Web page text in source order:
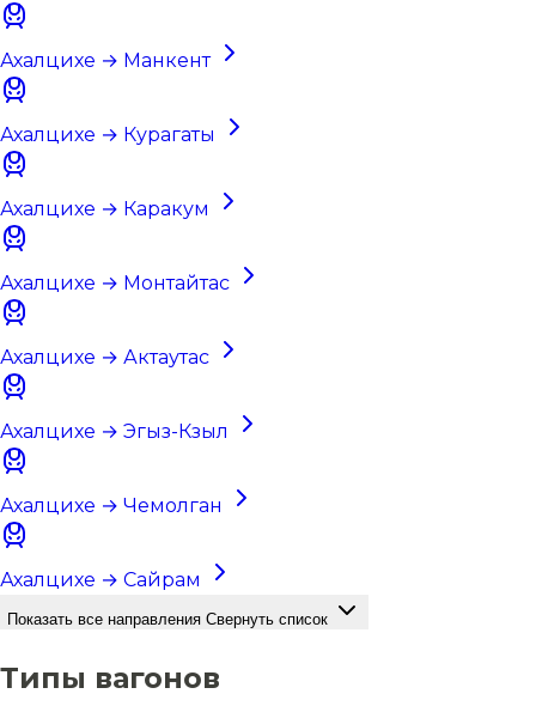
Ахалцихе → Манкент
Ахалцихе → Курагаты
Ахалцихе → Каракум
Ахалцихе → Монтайтас
Ахалцихе → Актаутас
Ахалцихе → Эгыз-Кзыл
Ахалцихе → Чемолган
Ахалцихе → Сайрам
Показать все направления Свернуть список
Типы вагонов